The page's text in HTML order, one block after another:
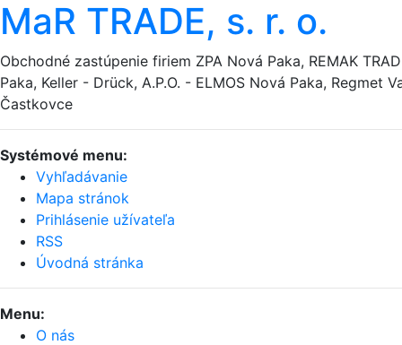
MaR TRADE, s. r. o.
Obchodné zastúpenie firiem ZPA Nová Paka, REMAK
Paka, Keller - Drück, A.P.O. - ELMOS Nová Paka, Regmet
Častkovce
Systémové menu:
Vyhľadávanie
Mapa stránok
Prihlásenie užívateľa
RSS
Úvodná stránka
Menu:
O nás